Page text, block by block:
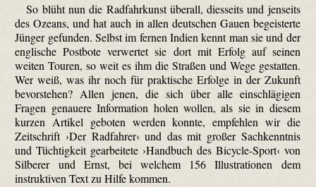
So blüht nun die Radfahrkunst überall, diesseits und jenseits
des Ozeans, und hat auch in allen deutschen Gauen begeisterte
Jünger gefunden. Selbst im fernen Indien kennt man sie und der
englische Postbote verwertet sie dort mit Erfolg auf seinen
weiten Touren, so weit es ihm die Straßen und Wege gestatten.
Wer weiß, was ihr noch für praktische Erfolge in der Zukunft
bevorstehen? Allen jenen, die sich über alle einschlägigen
Fragen genauere Information holen wollen, als sie in diesem
kurzen Artikel geboten werden konnte, empfehlen wir die
Zeitschrift ›Der Radfahrer‹ und das mit großer Sachkenntnis
und Tüchtigkeit gearbeitete ›Handbuch des Bicycle-Sport‹ von
Silberer und Ernst, bei welchem 156 Illustrationen dem
instruktiven Text zu Hilfe kommen.